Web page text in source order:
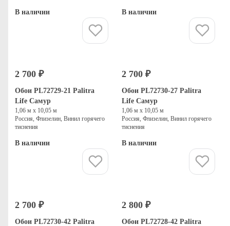
В наличии В наличии
2 700 ₽
Обои PL72729-21 Palitra
Life Самур
1,06 м х 10,05 м
Россия, Флизелин, Винил горячего
тиснения
В наличии
2 700 ₽
Обои PL72730-27 Palitra
Life Самур
1,06 м х 10,05 м
Россия, Флизелин, Винил горячего
тиснения
В наличии
2 700 ₽
Обои PL72730-42 Palitra
2 800 ₽
Обои PL72728-42 Palitra